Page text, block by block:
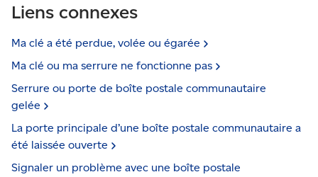
Liens connexes
Ma clé a été perdue, volée ou égarée
Ma clé ou ma serrure ne fonctionne pas
Serrure ou porte de boîte postale communautaire
gelée
La porte principale d’une boîte postale communautaire a
été laissée ouverte
Signaler un problème avec une boîte postale